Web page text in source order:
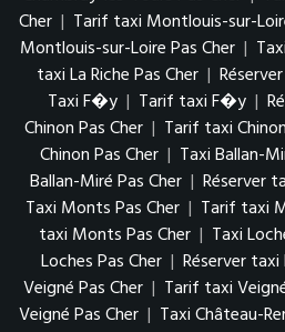
Cher | Tarif taxi Montlouis-sur-
Montlouis-sur-Loire Pas Cher |
taxi La Riche Pas Cher |
Taxi F�y | Tarif taxi F�y |
Chinon Pas Cher | Tarif taxi
Chinon Pas Cher | Taxi Ballan-
Ballan-Miré Pas Cher | Réserver
Taxi Monts Pas Cher | Tarif taxi
taxi Monts Pas Cher | Taxi
Loches Pas Cher | Réserver taxi
Veigné Pas Cher | Tarif taxi
Veigné Pas Cher | Taxi Château-